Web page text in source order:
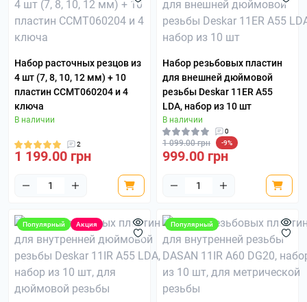
Набор расточных резцов из
4 шт (7, 8, 10, 12 мм) + 10
пластин CCMT060204 и 4
ключа
В наличии
2
1 199.00 грн
Набор резьбовых пластин
для внешней дюймовой
резьбы Deskar 11ER A55
LDA, набор из 10 шт
В наличии
0
1 099.00 грн -9%
999.00 грн
Популярный Акция Популярный